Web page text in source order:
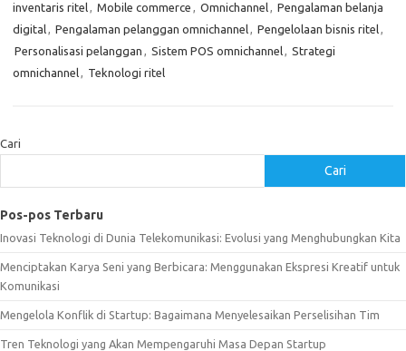
inventaris ritel, Mobile commerce , Omnichannel, Pengalaman belanja
digital, Pengalaman pelanggan omnichannel, Pengelolaan bisnis ritel,
Personalisasi pelanggan , Sistem POS omnichannel, Strategi
omnichannel, Teknologi ritel
Cari
Cari
Pos-pos Terbaru
Inovasi Teknologi di Dunia Telekomunikasi: Evolusi yang Menghubungkan Kita
Menciptakan Karya Seni yang Berbicara: Menggunakan Ekspresi Kreatif untuk
Komunikasi
Mengelola Konflik di Startup: Bagaimana Menyelesaikan Perselisihan Tim
Tren Teknologi yang Akan Mempengaruhi Masa Depan Startup